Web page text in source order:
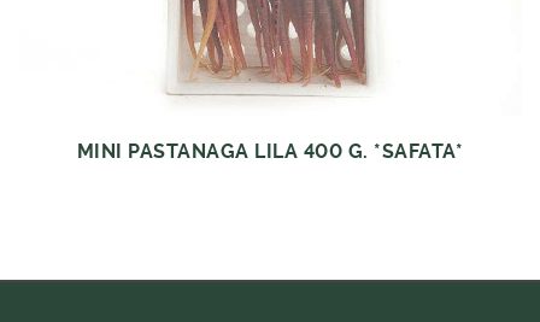
MINI PASTANAGA LILA 400 G. *SAFATA*